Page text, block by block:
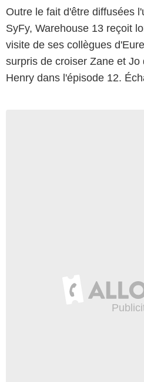
Outre le fait d'être diffusées
SyFy, Warehouse 13 reçoit
visite de ses collègues
surpris de croiser Zane et Jo
Henry dans l'épisode 12.